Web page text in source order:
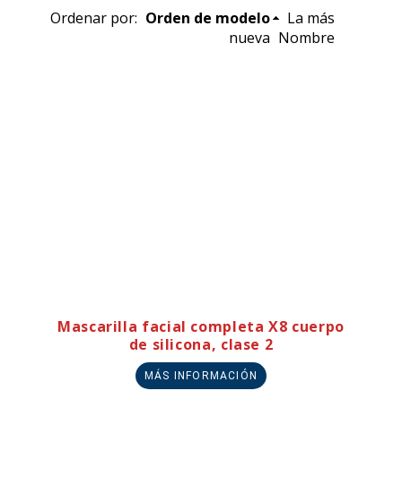
Ordenar por: Orden de modelo
La más
nueva Nombre
Mascarilla facial completa X8 cuerpo
de silicona, clase 2
MÁS INFORMACIÓN